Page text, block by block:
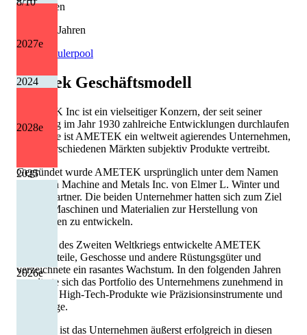
2027e
2028e
2024
2025
2026e
Kürzungen
1 von 13 Jahren
Quelle: Eulerpool
AmetekGeschäftsmodell
AMETEK Inc ist ein vielseitiger Konzern, der seit seiner
Gründung im Jahr 1930 zahlreiche Entwicklungen durchlaufen
hat. Heute ist AMETEK ein weltweit agierendes Unternehmen,
das in verschiedenen Märkten subjektiv Produkte vertreibt.
Gegründet wurde AMETEK ursprünglich unter dem Namen
American Machine and Metals Inc. von Elmer L. Winter und
seinem Partner. Die beiden Unternehmer hatten sich zum Ziel
gesetzt, Maschinen und Materialien zur Herstellung von
Flugzeugen zu entwickeln.
Während des Zweiten Weltkriegs entwickelte AMETEK
Flugzeugteile, Geschosse und andere Rüstungsgüter und
verzeichnete ein rasantes Wachstum. In den folgenden Jahren
erweiterte sich das Portfolio des Unternehmens zunehmend in
Richtung High-Tech-Produkte wie Präzisionsinstrumente und
Werkzeuge.
Bis heute ist das Unternehmen äußerst erfolgreich in diesen